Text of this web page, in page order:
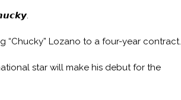
“Chucky” Lozano to a four-year contract.
star will make his debut for the